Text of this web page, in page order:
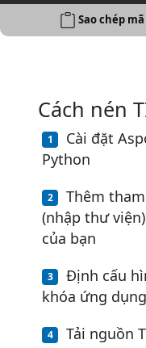
Sao chép
Cách nén
Cài đặt
Python
Thêm
(nhập thư
của bạn
Định cấu
khóa ứng
Tải nguồn